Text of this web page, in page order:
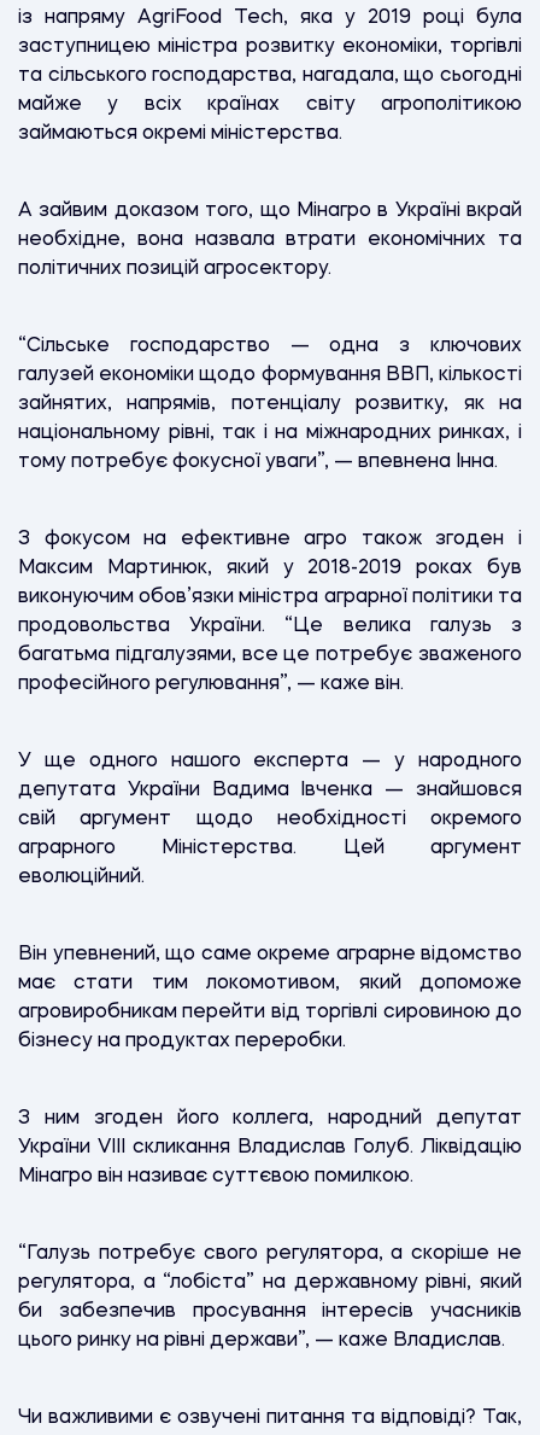
із напряму AgriFood Tech, яка у 2019 році була
заступницею міністра розвитку економіки, торгівлі
та сільського господарства, нагадала, що сьогодні
майже у всіх країнах світу агрополітикою
займаються окремі міністерства.
А зайвим доказом того, що Мінагро в Україні вкрай
необхідне, вона назвала втрати економічних та
політичних позицій агросектору.
“Сільське господарство — одна з ключових
галузей економіки щодо формування ВВП, кількості
зайнятих, напрямів, потенціалу розвитку, як на
національному рівні, так і на міжнародних ринках, і
тому потребує фокусної уваги”, — впевнена Інна.
З фокусом на ефективне агро також згоден і
Максим Мартинюк, який у 2018-2019 роках був
виконуючим обов’язки міністра аграрної політики та
продовольства України. “Це велика галузь з
багатьма підгалузями, все це потребує зваженого
професійного регулювання”, — каже він.
У ще одного нашого експерта — у народного
депутата України Вадима Івченка — знайшовся
свій аргумент щодо необхідності окремого
аграрного Міністерства. Цей аргумент
еволюційний.
Він упевнений, що саме окреме аграрне відомство
має стати тим локомотивом, який допоможе
агровиробникам перейти від торгівлі сировиною до
бізнесу на продуктах переробки.
З ним згоден його коллега, народний депутат
України VIII скликання Владислав Голуб. Ліквідацію
Мінагро він називає суттєвою помилкою.
“Галузь потребує свого регулятора, а скоріше не
регулятора, а “лобіста” на державному рівні, який
би забезпечив просування інтересів учасників
цього ринку на рівні держави”, — каже Владислав.
Чи важливими є озвучені питання та відповіді? Так,